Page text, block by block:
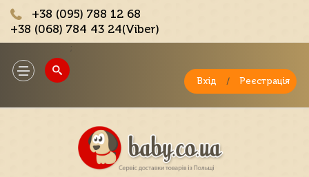
+38 (095) 788 12 68
+38 (068) 784 43 24(Viber)
Toggle
navigation
Вхід / Реєстрація